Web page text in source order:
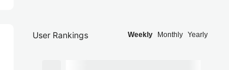
User Rankings Weekly Monthly Yearly